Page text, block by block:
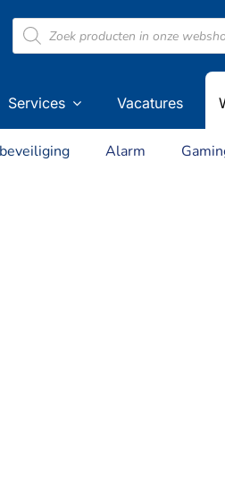
Producten
zoeken
Services Vacatures
Alarm